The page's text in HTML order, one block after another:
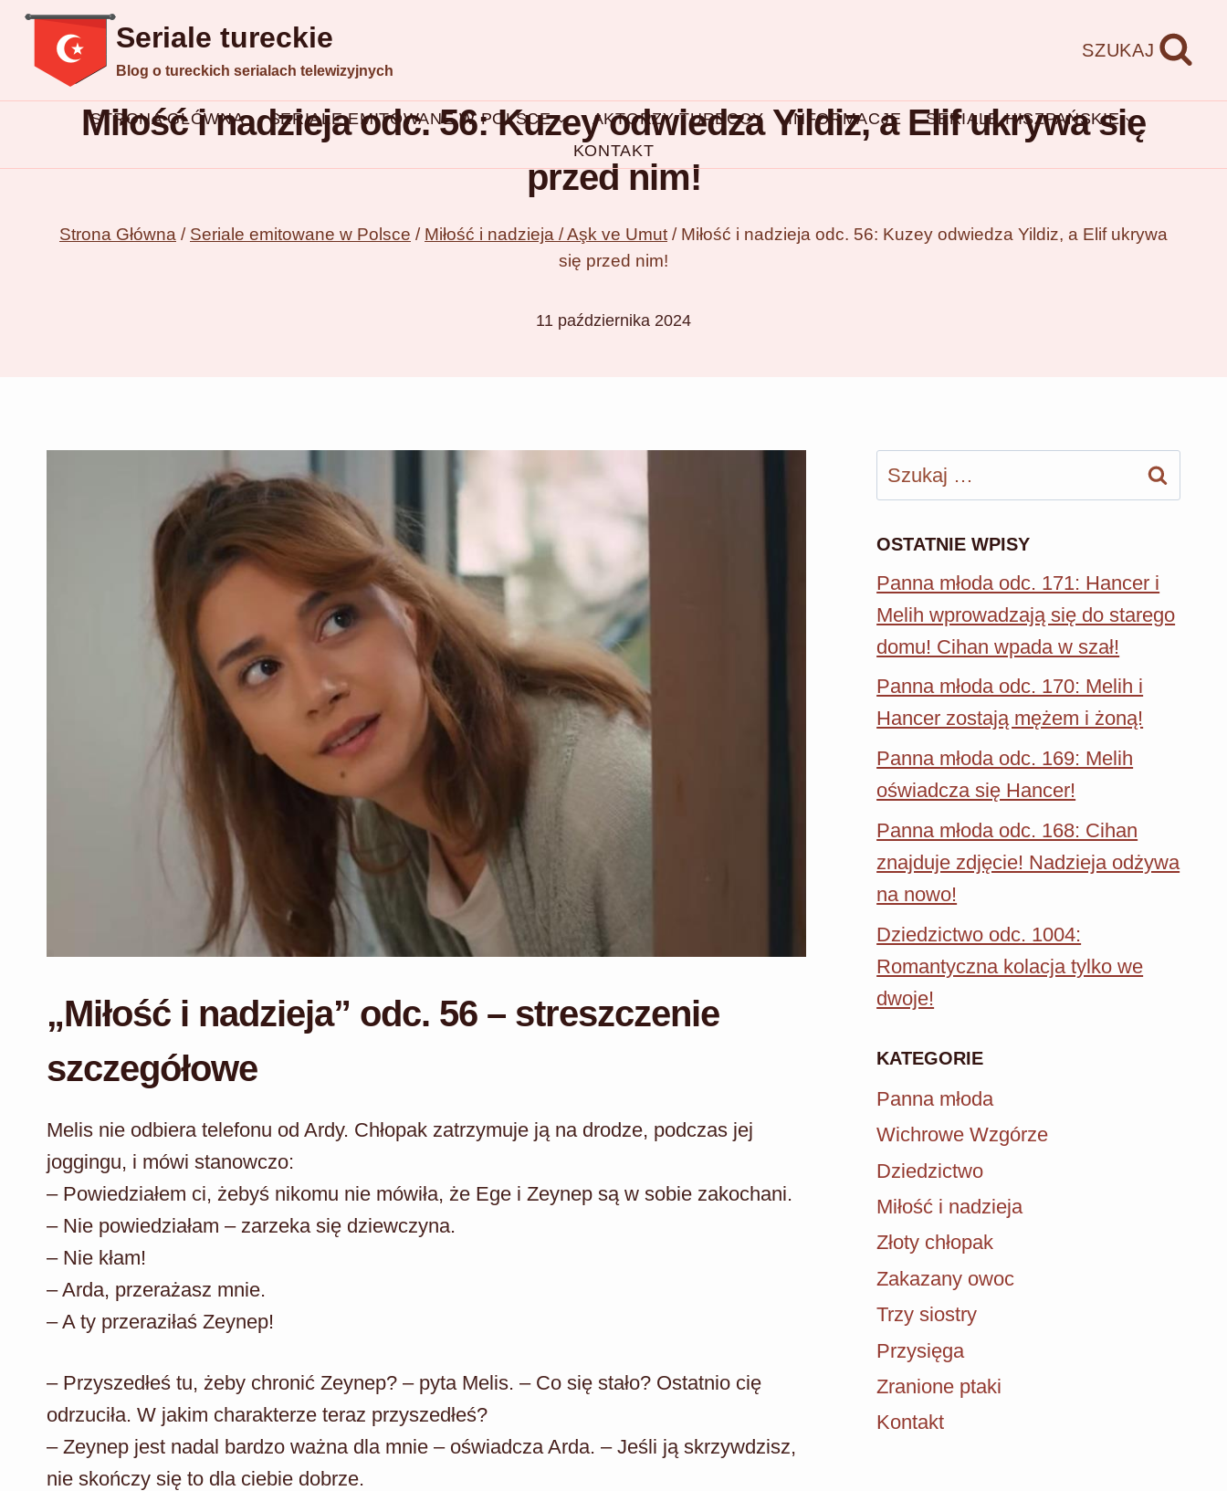
Przejdź
treści
Seriale tureckie
Blog o tureckich serialach telewizyjnych
SZUKAJ
STRONA GŁÓWNA SERIALE EMITOWANE W POLSCE AKTORZY TURECCY INFORMACJE
SERIALE HISZPAŃSKIE
KONTAKT
Miłość i nadzieja odc. 56: Kuzey odwiedza Yildiz, a Elif ukrywa się
przed nim!
Strona Główna / Seriale emitowane w Polsce / Miłość i nadzieja / Aşk ve Umut / Miłość i nadzieja odc. 56: Kuzey odwiedza Yildiz, a Elif ukrywa
się przed nim!
11 października 2024
„Miłość i nadzieja” odc. 56 – streszczenie
szczegółowe
Melis nie odbiera telefonu od Ardy. Chłopak zatrzymuje ją na drodze, podczas jej
joggingu, i mówi stanowczo:
– Powiedziałem ci, żebyś nikomu nie mówiła, że Ege i Zeynep są w sobie zakochani.
– Nie powiedziałam – zarzeka się dziewczyna.
– Nie kłam!
– Arda, przerażasz mnie.
– A ty przeraziłaś Zeynep!
– Przyszedłeś tu, żeby chronić Zeynep? – pyta Melis. – Co się stało? Ostatnio cię
odrzuciła. W jakim charakterze teraz przyszedłeś?
– Zeynep jest nadal bardzo ważna dla mnie – oświadcza Arda. – Jeśli ją skrzywdzisz,
nie skończy się to dla ciebie dobrze.
Szukaj:
OSTATNIE WPISY
Panna młoda odc. 171: Hancer i
Melih wprowadzają się do starego
domu! Cihan wpada w szał!
Panna młoda odc. 170: Melih i
Hancer zostają mężem i żoną!
Panna młoda odc. 169: Melih
oświadcza się Hancer!
Panna młoda odc. 168: Cihan
znajduje zdjęcie! Nadzieja odżywa
na nowo!
Dziedzictwo odc. 1004:
Romantyczna kolacja tylko we
dwoje!
KATEGORIE
Panna młoda
Wichrowe Wzgórze
Dziedzictwo
Miłość i nadzieja
Złoty chłopak
Zakazany owoc
Trzy siostry
Przysięga
Zranione ptaki
Kontakt